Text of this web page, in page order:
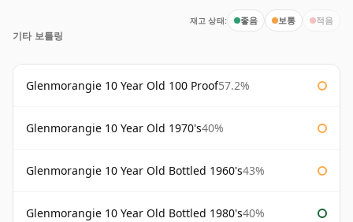
재고 상태: 좋음 보통 적음
기타 보틀링
Glenmorangie 10 Year Old 100 Proof57.2%
Glenmorangie 10 Year Old 1970's40%
Glenmorangie 10 Year Old Bottled 1960's43%
Glenmorangie 10 Year Old Bottled 1980's40%